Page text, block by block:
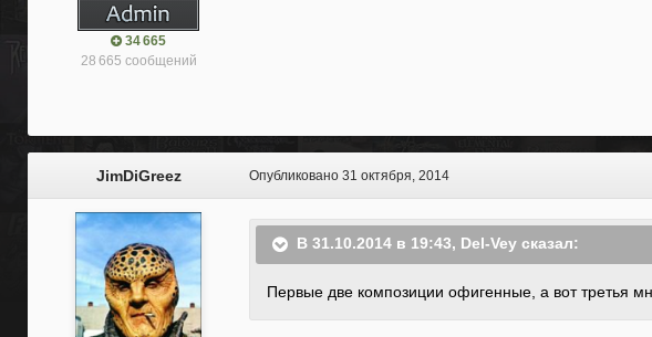
34 665
28 665 сообщений
JimDiGreez Опубликовано 31 октября, 2014
В 31.10.2014 в 19:43, Del-Vey сказал:
Первые две композиции офигенные, а вот третья